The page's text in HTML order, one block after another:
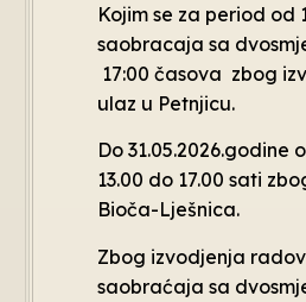
Kojim se za period
saobracaja sa
17:00 časova zbog
ulaz u Petnjicu.
Do
13.00 do 17.00 sati
Bioča-Lješnica.
Zbog izvodjenja
saobraćaja sa